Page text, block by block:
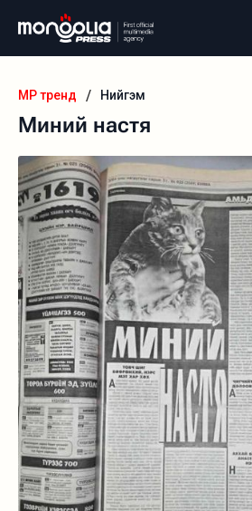
MP тренд / Нийгэм
Миний настя